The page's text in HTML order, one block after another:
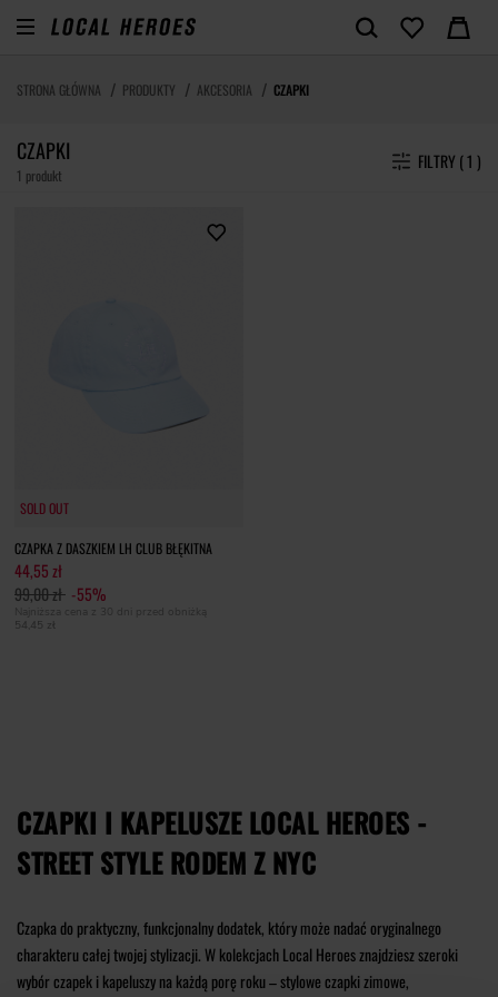
STRONA GŁÓWNA PRODUKTY AKCESORIA CZAPKI
CZAPKI
1 produkt
FILTRY ( 1 )
SOLD OUT
SOLD OUT
CZAPKA Z DASZKIEM LH CLUB BŁĘKITNA
44,55 zł
99,00 zł -55%
Najniższa cena z 30 dni przed obniżką
54,45 zł
CZAPKI I KAPELUSZE LOCAL HEROES -
STREET STYLE RODEM Z NYC
Czapka do praktyczny, funkcjonalny dodatek, który może nadać oryginalnego
charakteru całej twojej stylizacji. W kolekcjach Local Heroes znajdziesz szeroki
wybór czapek i kapeluszy na każdą porę roku – stylowe czapki zimowe,